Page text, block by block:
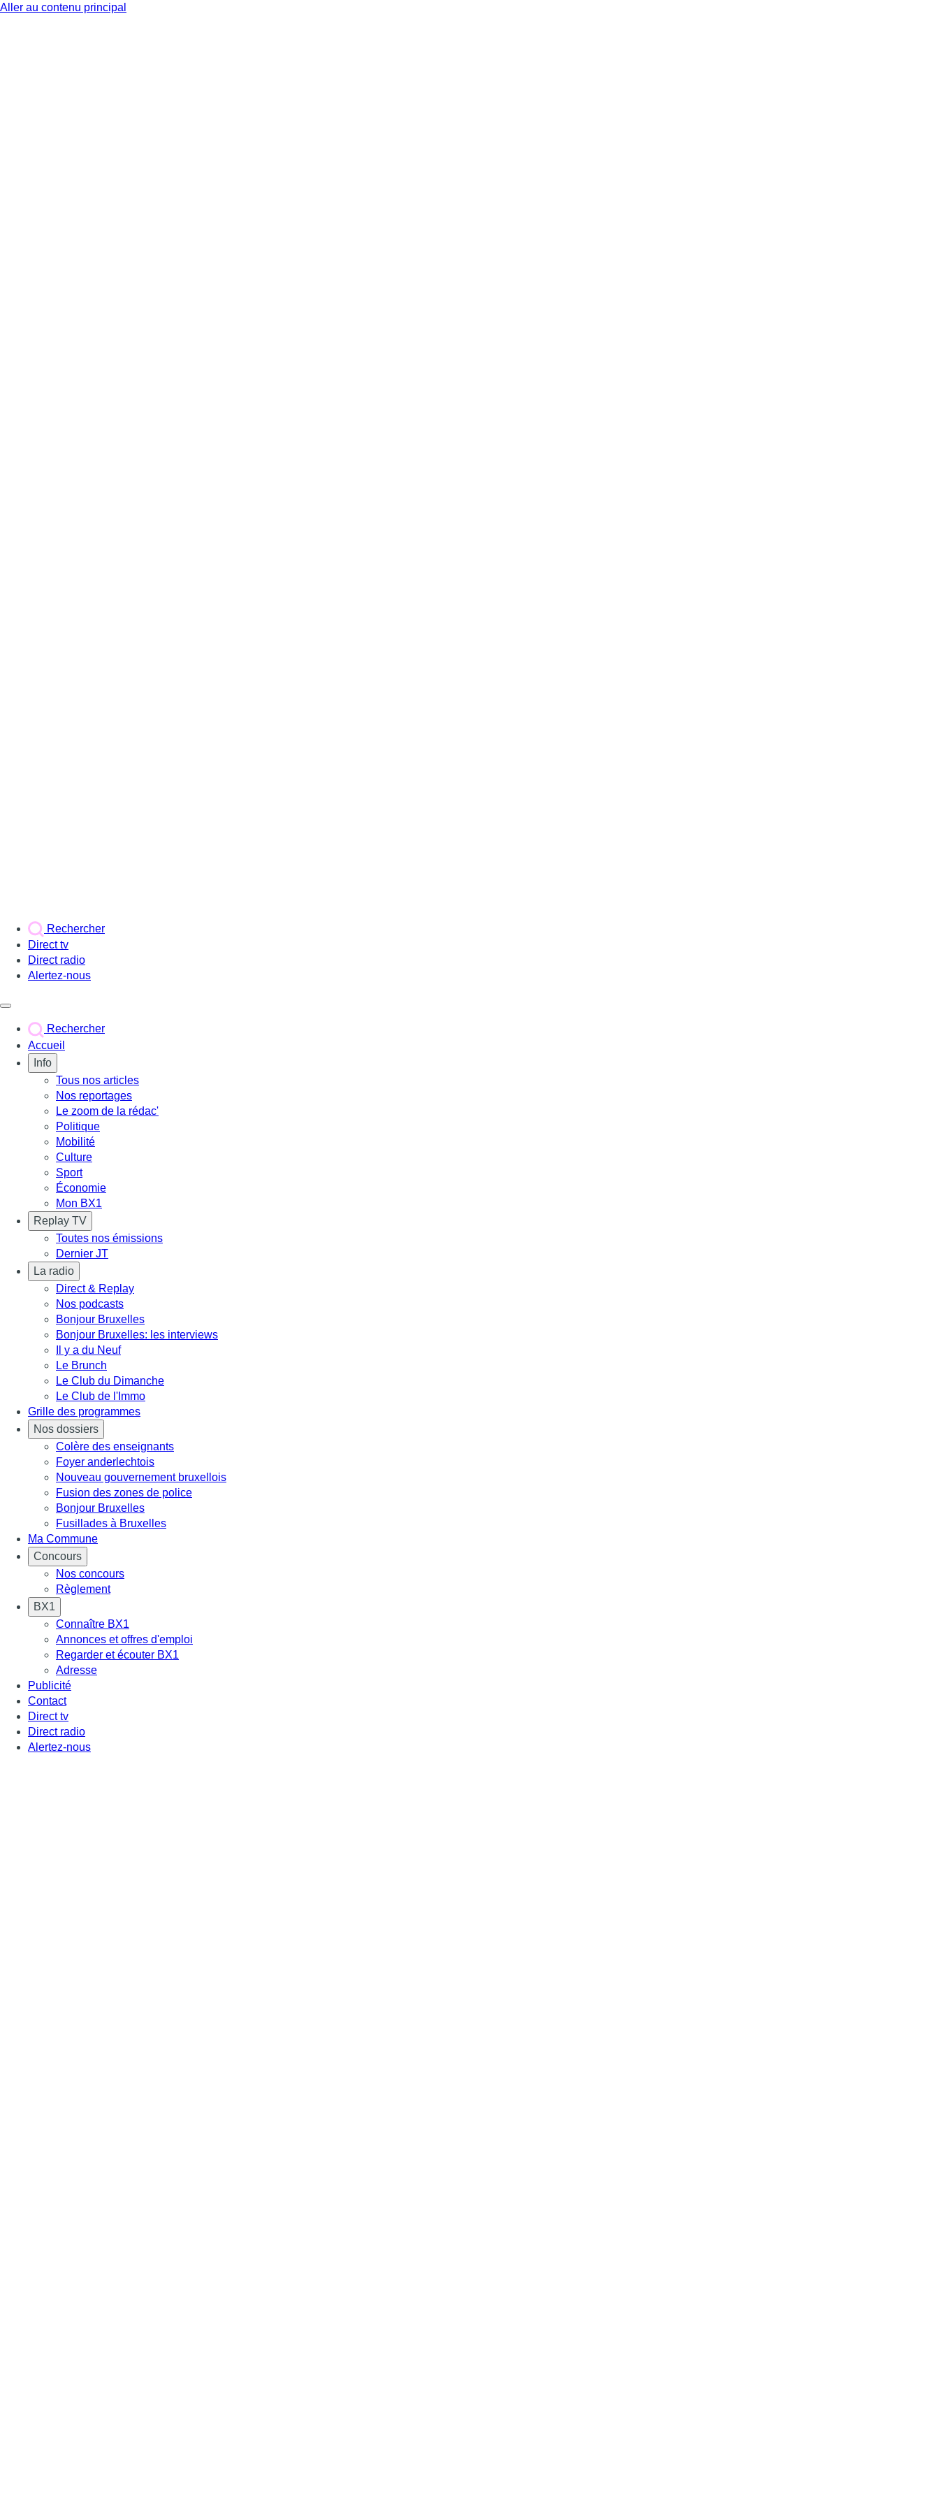
Aller au contenu principal
Rechercher
Direct tv
Direct radio
Alertez-nous
Rechercher
Accueil
Info
Tous nos articles
Nos reportages
Le zoom de la rédac'
Politique
Mobilité
Culture
Sport
Économie
Mon BX1
Replay TV
Toutes nos émissions
Dernier JT
La radio
Direct & Replay
Nos podcasts
Bonjour Bruxelles
Bonjour Bruxelles: les interviews
Il y a du Neuf
Le Brunch
Le Club du Dimanche
Le Club de l'Immo
Grille des programmes
Nos dossiers
Colère des enseignants
Foyer anderlechtois
Nouveau gouvernement bruxellois
Fusion des zones de police
Bonjour Bruxelles
Fusillades à Bruxelles
Ma Commune
Concours
Nos concours
Règlement
BX1
Connaître BX1
Annonces et offres d'emploi
Regarder et écouter BX1
Adresse
Publicité
Contact
Direct tv
Direct radio
Alertez-nous